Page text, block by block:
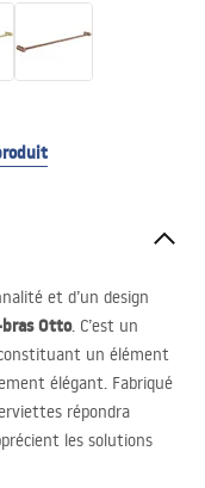
et d’un design
Otto. C’est un
un élément
élégant. Fabriqué
répondra
les solutions